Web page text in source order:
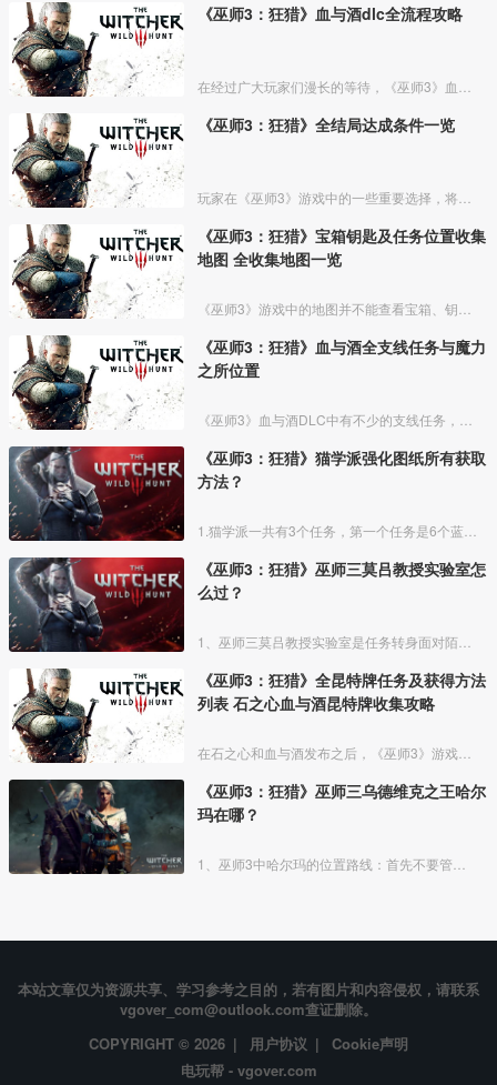
《巫师3：狂猎》血与酒dlc全流程攻略
《巫师3：狂猎》全结局达成条件一览
《巫师3：狂猎》宝箱钥匙及任务位置收集
地图 全收集地图一览
《巫师3：狂猎》血与酒全支线任务与魔力
之所位置
《巫师3：狂猎》猫学派强化图纸所有获取
方法？
《巫师3：狂猎》巫师三莫吕教授实验室怎
么过？
《巫师3：狂猎》全昆特牌任务及获得方法
列表 石之心血与酒昆特牌收集攻略
《巫师3：狂猎》巫师三乌德维克之王哈尔
玛在哪？
本站文章仅为资源共享、学习参考之目的，若有图片和内容侵权，请联系
vgover_com@outlook.com查证删除。
COPYRIGHT © 2026 |
用户协议 | Cookie声明
电玩帮 - vgover.com